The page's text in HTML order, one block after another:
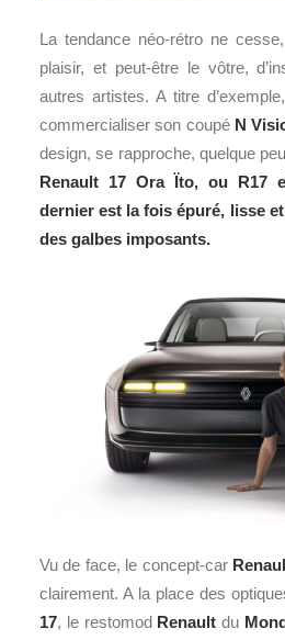
La tendance néo-rétro ne
plaisir, et peut-être le vôtre,
autres artistes. A titre d’exemple,
commercialiser son coupé N
design, se rapproche, quelque
Renault 17 Ora Ïto, ou R17
dernier est la fois épuré, lisse
des galbes imposants.
Vu de face, le concept-car
clairement. A la place des
17, le restomod Renault du